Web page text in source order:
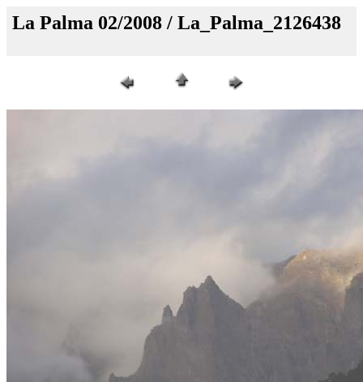
La Palma 02/2008 / La_Palma_2126438